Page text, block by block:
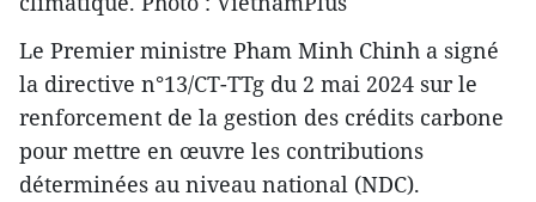
Le Premier ministre Pham Minh Chinh a signé
la directive n°13/CT-TTg du 2 mai 2024 sur le
renforcement de la gestion des crédits carbone
pour mettre en œuvre les contributions
déterminées au niveau national (NDC).